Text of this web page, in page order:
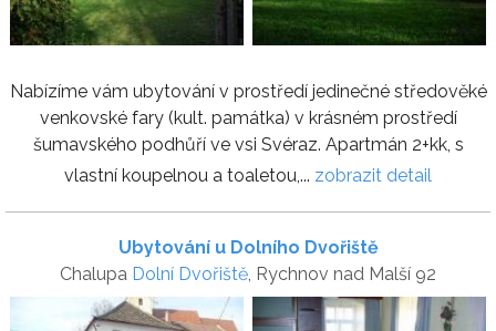
Nabízíme vám ubytování v prostředí jedinečné středověké
venkovské fary (kult. památka) v krásném prostředí
šumavského podhůří ve vsi Svéraz. Apartmán 2+kk, s
vlastní koupelnou a toaletou,... zobrazit detail
Ubytování u Dolního Dvořiště
Chalupa Dolní Dvořiště, Rychnov nad Malší 92